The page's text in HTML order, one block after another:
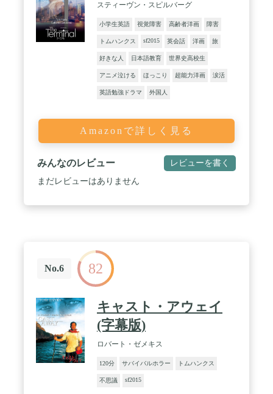
スティーヴン・スピルバーグ
小学生英語 視覚障害 高齢者洋画 障害
トムハンクス sf2015 英会話 洋画 旅
好きな人 日本語教育 世界史高校生
アニメ泣ける ほっこり 超能力洋画 涙活
英語勉強ドラマ 外国人
Amazonで詳しく見る
みんなのレビュー レビューを書く
まだレビューはありません
No.6 82
キャスト・アウェイ
(字幕版)
ロバート・ゼメキス
120分 サバイバルホラー トムハンクス
不思議 sf2015